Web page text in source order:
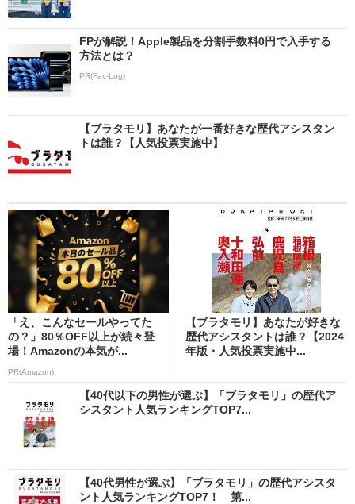
FPが解説！Apple製品を分割手数料0円で入手する
方法とは？
PR(Fav-Log)
【ブラタモリ】あなたが一番好きな歴代アシスタン
トは誰？【人気投票実施中】
「え、こんなセールやってた
の？」80％OFF以上が続々登
場！Amazonの本気が...
PR(Amazon)
【ブラタモリ】あなたが好きな
歴代アシスタントは誰？【2024
年版・人気投票実施中...
【40代以下の男性が選ぶ】「ブラタモリ」の歴代ア
シスタント人気ランキングTOP7...
【40代男性が選ぶ】「ブラタモリ」の歴代アシスタ
ント人気ランキングTOP7！ 第...